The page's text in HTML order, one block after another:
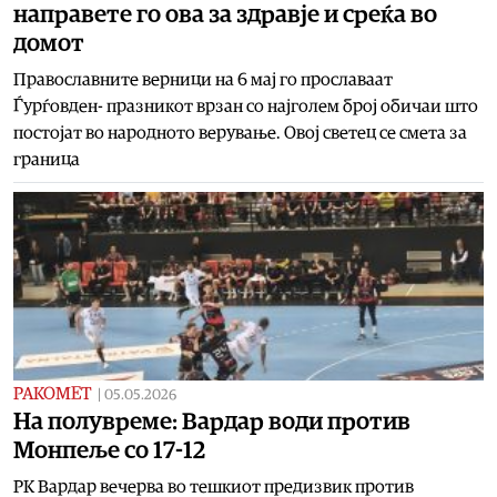
направете го ова за здравје и среќа во
домот
Православните верници на 6 мај го прославаат
Ѓурѓовден- празникот врзан со најголем број обичаи што
постојат во народното верување. Овој светец се смета за
граница
РАКОМЕТ 05.05.2026
На полувреме: Вардар води против
Монпеље со 17-12
РК Вардар вечерва во тешкиот предизвик против